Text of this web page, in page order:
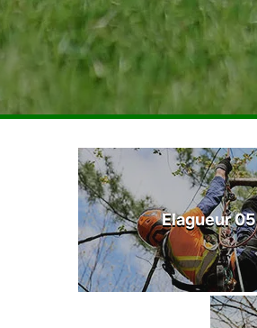
Elagueur 05